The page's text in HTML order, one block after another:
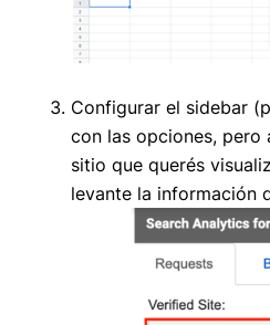
Configurar el sidebar
con las opciones, pero
sitio que querés
levante la información